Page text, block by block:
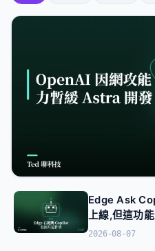
AI 專區
Edge Ask
上線,但這功
2026-08-07